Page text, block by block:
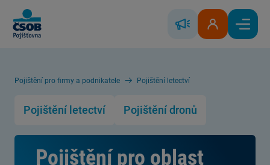
Skip to Main Content
Řešení škodyKlientská zóna
Hlavní
Pojištění pro firmy a podnikatele Pojištění letectví
Pojištění letectví Pojištění dronů
Pojištění pro oblast